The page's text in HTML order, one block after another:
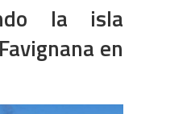
la isla
en